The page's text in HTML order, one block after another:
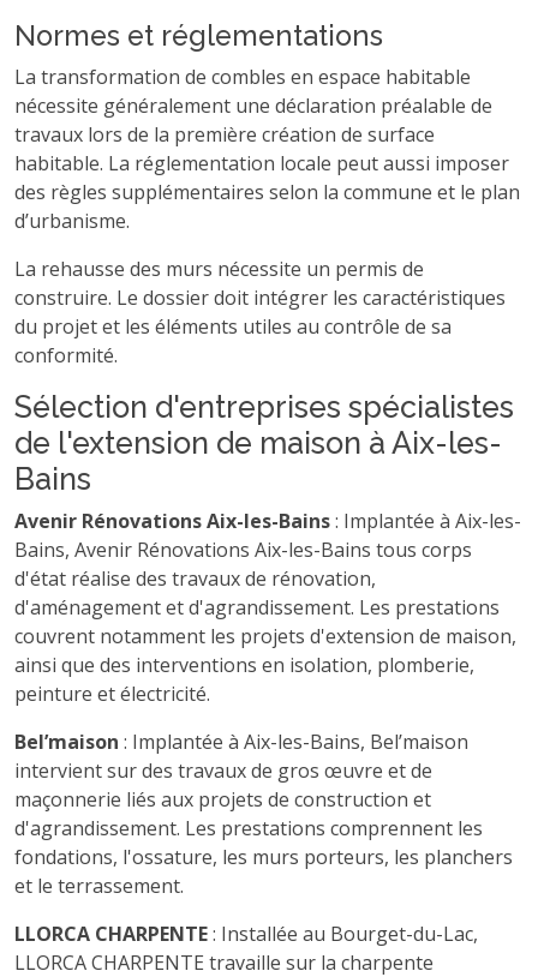
Normes et réglementations
La transformation de combles en espace habitable
nécessite généralement une déclaration préalable de
travaux lors de la première création de surface
habitable. La réglementation locale peut aussi imposer
des règles supplémentaires selon la commune et le plan
d’urbanisme.
La rehausse des murs nécessite un permis de
construire. Le dossier doit intégrer les caractéristiques
du projet et les éléments utiles au contrôle de sa
conformité.
Sélection d'entreprises spécialistes
de l'extension de maison à Aix-les-
Bains
Avenir Rénovations Aix-les-Bains: Implantée à Aix-les-
Bains, Avenir Rénovations Aix-les-Bains tous corps
d'état réalise des travaux de rénovation,
d'aménagement et d'agrandissement. Les prestations
couvrent notamment les projets d'extension de maison,
ainsi que des interventions en isolation, plomberie,
peinture et électricité.
Bel’maison : Implantée à Aix-les-Bains, Bel’maison
intervient sur des travaux de gros œuvre et de
maçonnerie liés aux projets de construction et
d'agrandissement. Les prestations comprennent les
fondations, l'ossature, les murs porteurs, les planchers
et le terrassement.
LLORCA CHARPENTE: Installée au Bourget-du-Lac,
LLORCA CHARPENTE travaille sur la charpente